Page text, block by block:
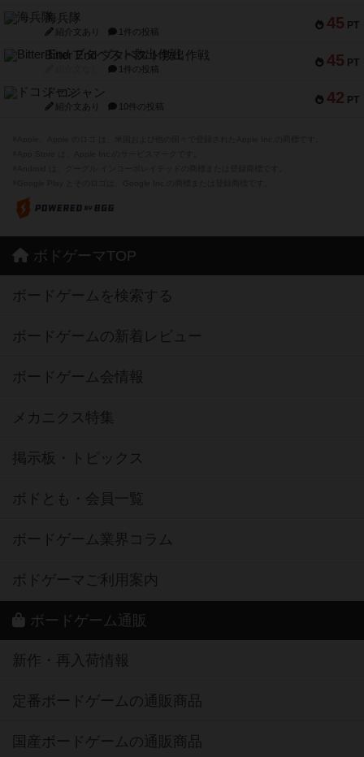
45 PT
海兵隊
紹介文あり 1件の投稿
45 PT
Bitter End ブタペスト救出作戦
1件の投稿
42 PT
ドコジャン
紹介文あり 10件の投稿
ボドゲーマTOP
ボードゲームを検索する
ボードゲームの新着レビュー
ボードゲーム会情報
メカニクス特集
掲示板・トピックス
ボドとも・会員一覧
ボードゲーム業界コラム
ボドゲーマご利用案内
ボードゲーム通販
新作・再入荷情報
定番ボードゲームの通販商品
国産ボードゲームの通販商品